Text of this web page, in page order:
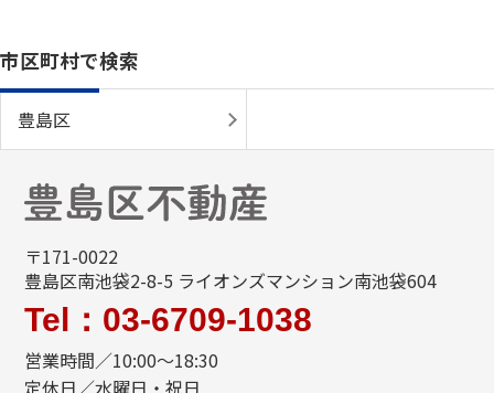
市区町村で検索
豊島区
〒171-0022
豊島区南池袋2-8-5 ライオンズマンション南池袋604
Tel：03-6709-1038
営業時間／10:00～18:30